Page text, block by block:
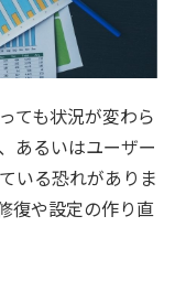
ても状況が変わら
あるいはユーザー
いる恐れがありま
復や設定の作り直